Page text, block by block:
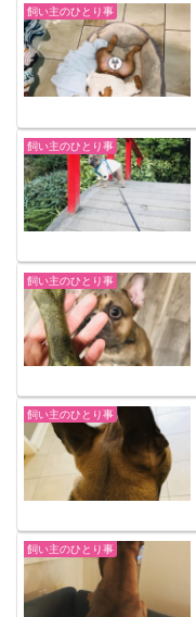
飼い主のひとり事
飼い主のひとり事
飼い主のひとり事
飼い主のひとり事
飼い主のひとり事